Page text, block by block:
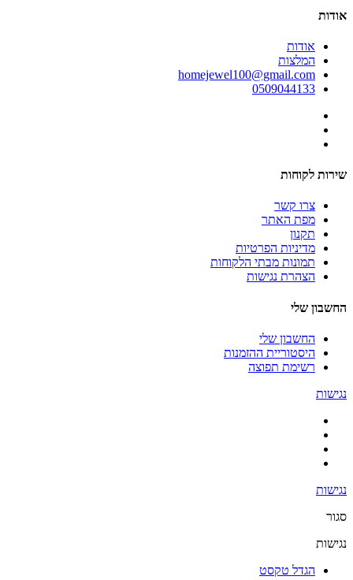
אודות
אודות
המלצות
homejewel100@gmail.com
0509044133
שירות לקוחות
צרו קשר
מפת האתר
תקנון
מדיניות הפרטיות
תמונות מבתי הלקוחות
הצהרת נגישות
החשבון שלי
החשבון שלי
היסטוריית ההזמנות
רשימת תפוצה
נגישות
נגישות
סגור
נגישות
הגדל טקסט